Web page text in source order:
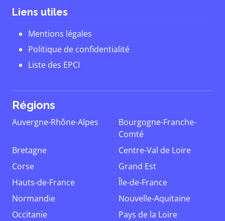
Liens utiles
Mentions légales
Politique de confidentialité
Liste des EPCI
Régions
Auvergne-Rhône-Alpes
Bourgogne-Franche-
Comté
Bretagne
Centre-Val de Loire
Corse
Grand Est
Hauts-de-France
Île-de-France
Normandie
Nouvelle-Aquitaine
Occitanie
Pays de la Loire